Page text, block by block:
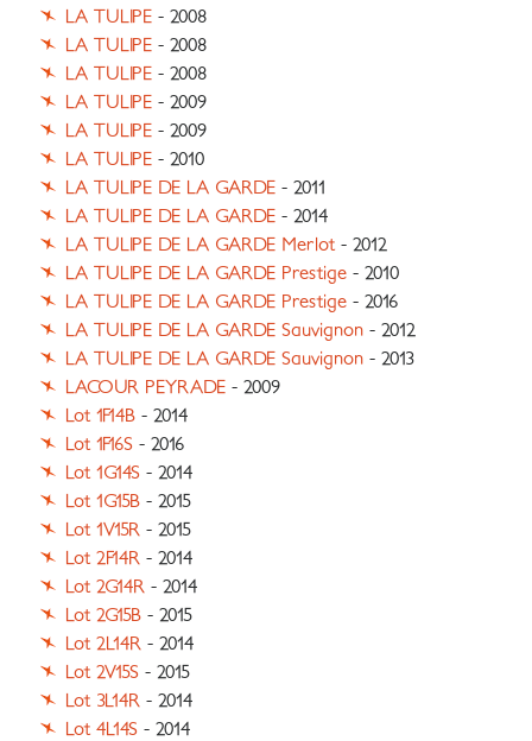
LA TULIPE - 2008
LA TULIPE - 2008
LA TULIPE - 2008
LA TULIPE - 2009
LA TULIPE - 2009
LA TULIPE - 2010
LA TULIPE DE LA GARDE - 2011
LA TULIPE DE LA GARDE - 2014
LA TULIPE DE LA GARDE Merlot - 2012
LA TULIPE DE LA GARDE Prestige - 2010
LA TULIPE DE LA GARDE Prestige - 2016
LA TULIPE DE LA GARDE Sauvignon - 2012
LA TULIPE DE LA GARDE Sauvignon - 2013
LACOUR PEYRADE - 2009
Lot 1F14B - 2014
Lot 1F16S - 2016
Lot 1G14S - 2014
Lot 1G15B - 2015
Lot 1V15R - 2015
Lot 2F14R - 2014
Lot 2G14R - 2014
Lot 2G15B - 2015
Lot 2L14R - 2014
Lot 2V15S - 2015
Lot 3L14R - 2014
Lot 4L14S - 2014